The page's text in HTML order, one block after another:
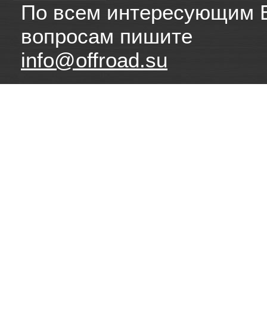
По всем интересующим
вопросам пишите
info@offroad.su